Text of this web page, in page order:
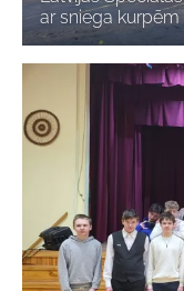
ar sniega kurpēm